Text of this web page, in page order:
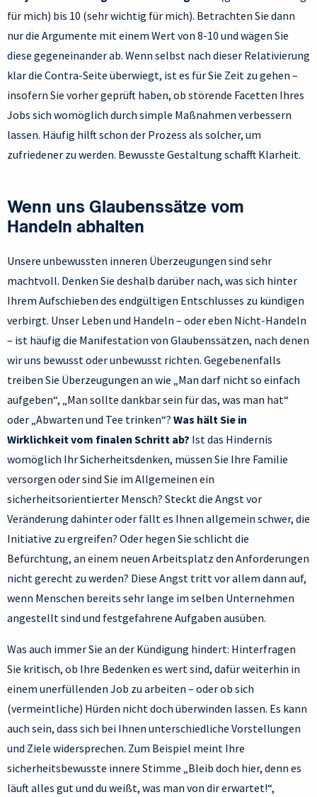
für mich) bis 10 (sehr wichtig für mich). Betrachten Sie dann
nur die Argumente mit einem Wert von 8-10 und wägen Sie
diese gegeneinander ab. Wenn selbst nach dieser Relativierung
klar die Contra-Seite überwiegt, ist es für Sie Zeit zu gehen –
insofern Sie vorher geprüft haben, ob störende Facetten Ihres
Jobs sich womöglich durch simple Maßnahmen verbessern
lassen. Häufig hilft schon der Prozess als solcher, um
zufriedener zu werden. Bewusste Gestaltung schafft Klarheit.
Wenn uns Glaubenssätze vom
Handeln abhalten
Unsere unbewussten inneren Überzeugungen sind sehr
machtvoll. Denken Sie deshalb darüber nach, was sich hinter
Ihrem Aufschieben des endgültigen Entschlusses zu kündigen
verbirgt. Unser Leben und Handeln – oder eben Nicht-Handeln
– ist häufig die Manifestation von Glaubenssätzen, nach denen
wir uns bewusst oder unbewusst richten. Gegebenenfalls
treiben Sie Überzeugungen an wie „Man darf nicht so einfach
aufgeben“, „Man sollte dankbar sein für das, was man hat“
oder „Abwarten und Tee trinken“? Was hält Sie in
Wirklichkeit vom finalen Schritt ab? Ist das Hindernis
womöglich Ihr Sicherheitsdenken, müssen Sie Ihre Familie
versorgen oder sind Sie im Allgemeinen ein
sicherheitsorientierter Mensch? Steckt die Angst vor
Veränderung dahinter oder fällt es Ihnen allgemein schwer, die
Initiative zu ergreifen? Oder hegen Sie schlicht die
Befürchtung, an einem neuen Arbeitsplatz den Anforderungen
nicht gerecht zu werden? Diese Angst tritt vor allem dann auf,
wenn Menschen bereits sehr lange im selben Unternehmen
angestellt sind und festgefahrene Aufgaben ausüben.
Was auch immer Sie an der Kündigung hindert: Hinterfragen
Sie kritisch, ob Ihre Bedenken es wert sind, dafür weiterhin in
einem unerfüllenden Job zu arbeiten – oder ob sich
(vermeintliche) Hürden nicht doch überwinden lassen. Es kann
auch sein, dass sich bei Ihnen unterschiedliche Vorstellungen
und Ziele widersprechen. Zum Beispiel meint Ihre
sicherheitsbewusste innere Stimme „Bleib doch hier, denn es
läuft alles gut und du weißt, was man von dir erwartet!“,